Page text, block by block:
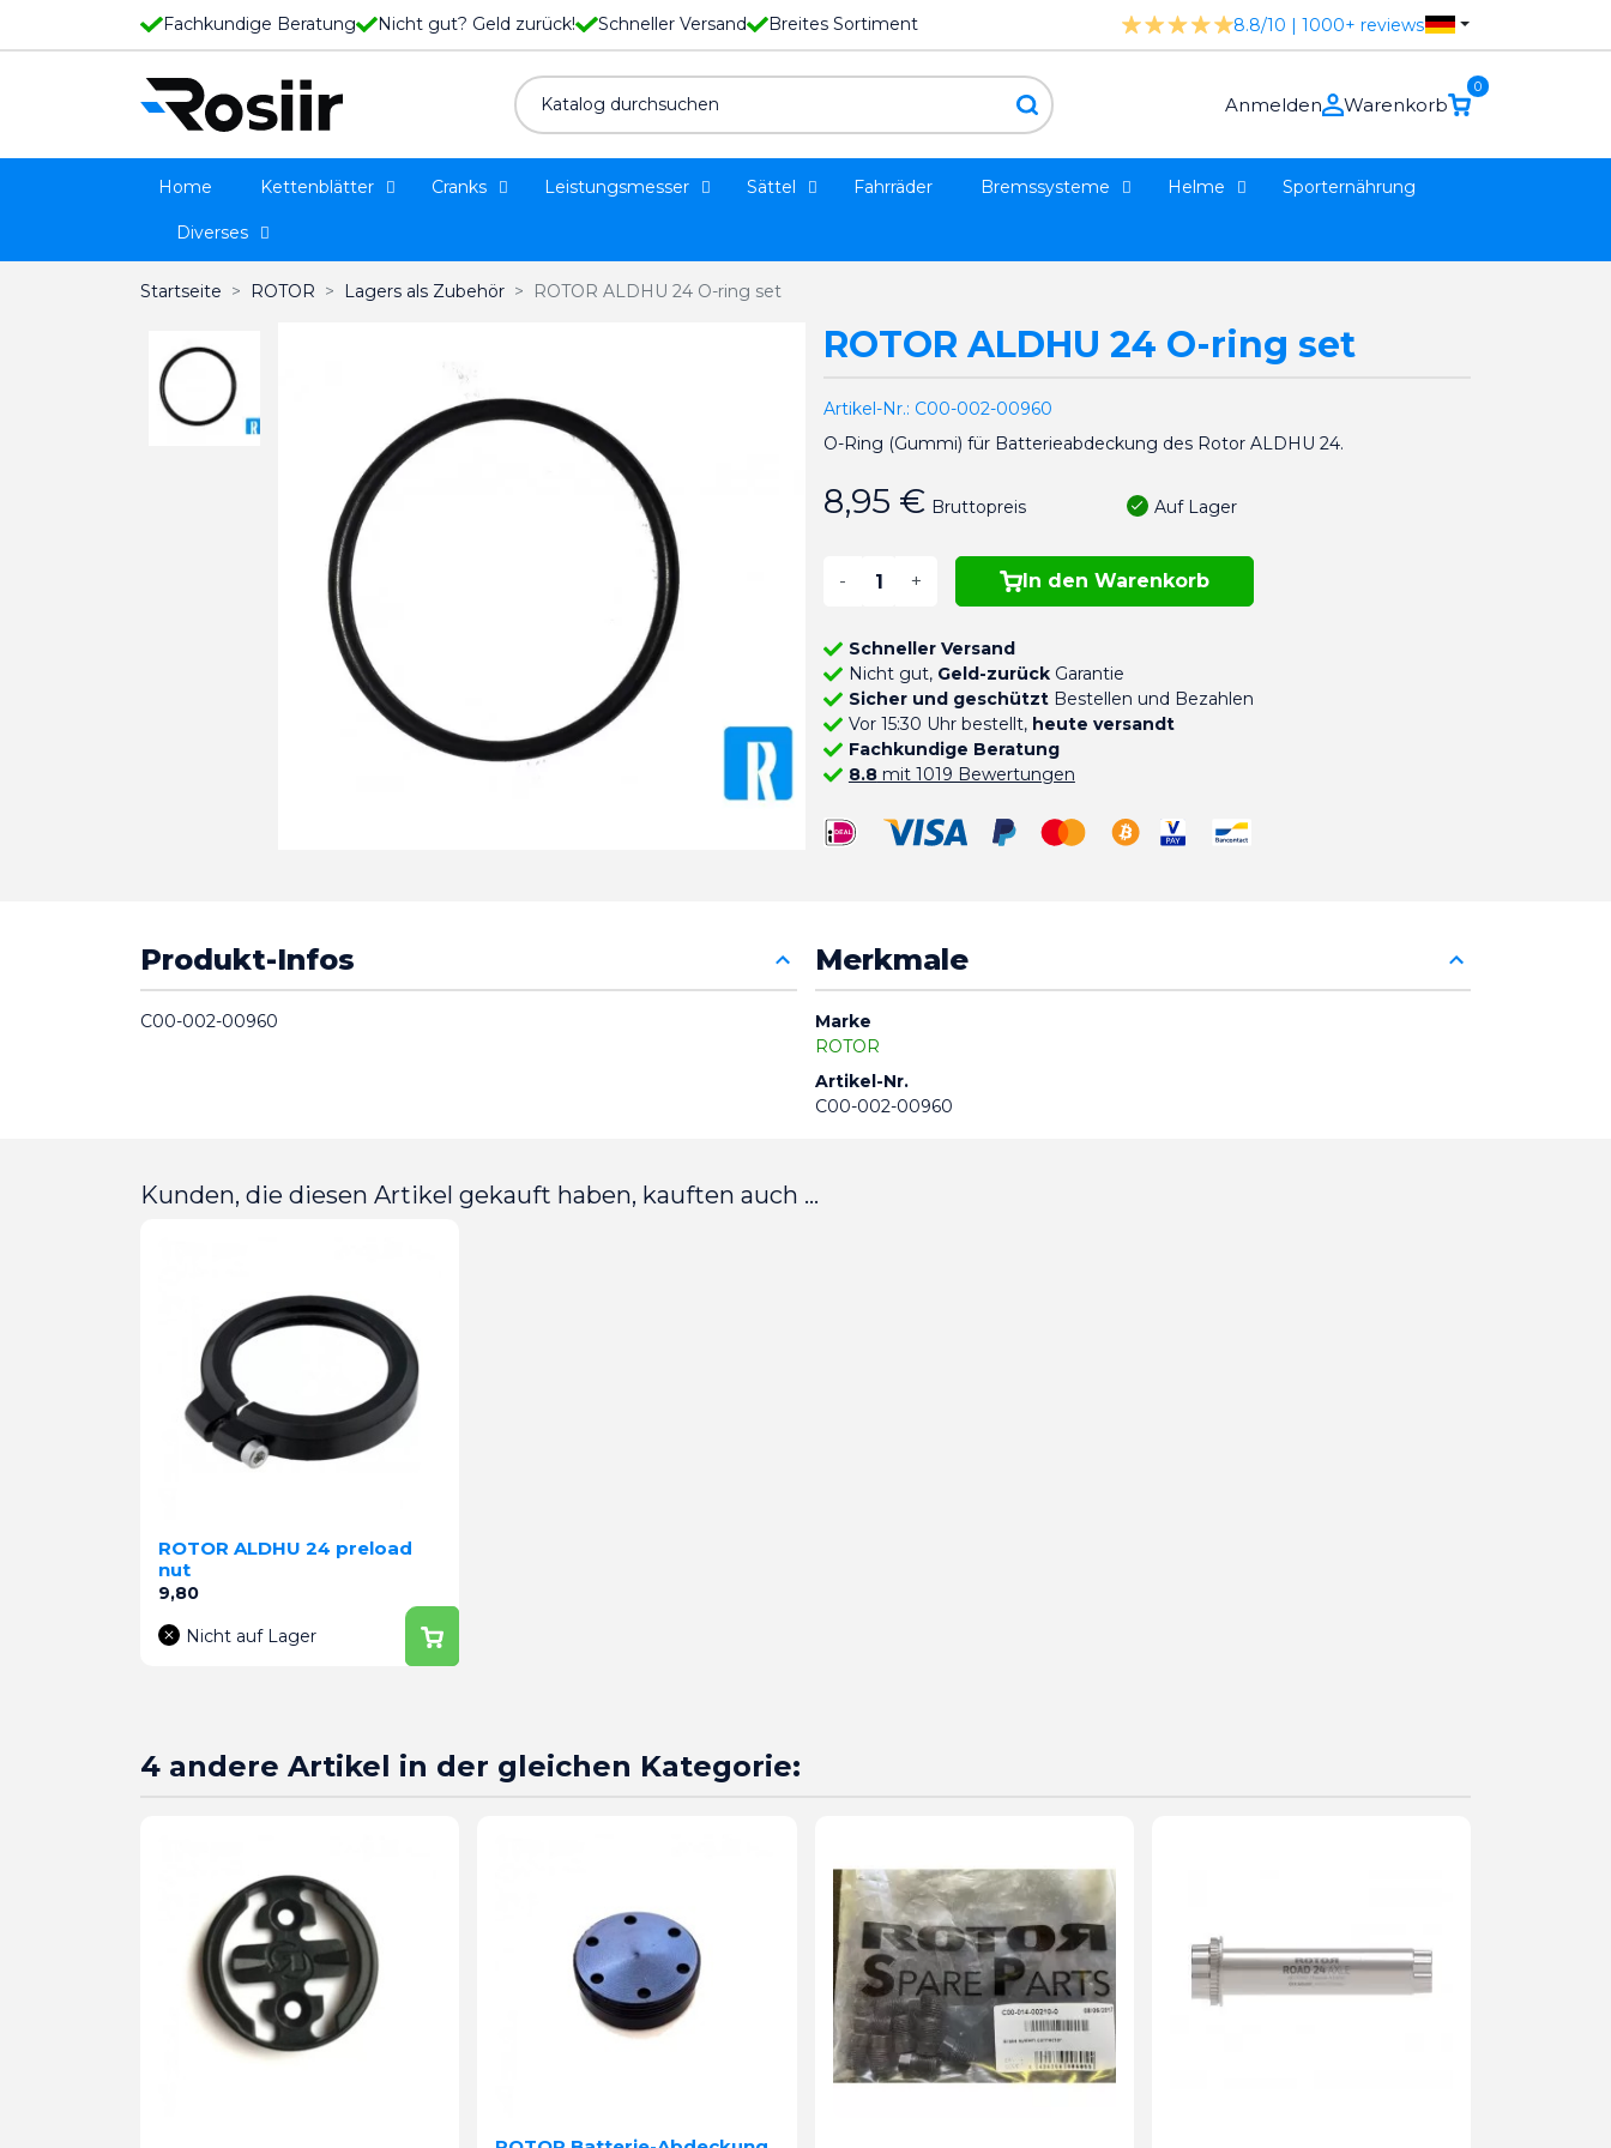
Fachkundige Beratung Nicht gut? Geld zurück! Schneller Versand Breites Sortiment 8.8/10 | 1000+ reviews
Anmelden
0
Warenkorb
Home Kettenblätter Cranks Leistungsmesser Sättel Fahrräder Bremssysteme Helme Sporternährung
Diverses
Startseite ROTOR Lagers als Zubehör ROTOR ALDHU 24 O-ring set
ROTOR ALDHU 24 O-ring set
Artikel-Nr.: C00-002-00960
O-Ring (Gummi) für Batterieabdeckung des Rotor ALDHU 24.
8,95 € Bruttopreis Auf Lager
- + In den Warenkorb
Schneller Versand
Nicht gut, Geld-zurückGarantie
Sicher und geschütztBestellen und Bezahlen
Vor 15:30 Uhr bestellt, heute versandt
Fachkundige Beratung
8.8mit 1019 Bewertungen
Produkt-Infos
C00-002-00960
Merkmale
Marke
ROTOR
Artikel-Nr.
C00-002-00960
Kunden, die diesen Artikel gekauft haben, kauften auch ...
ROTOR ALDHU 24 preload
nut
Preis
9,80
Nicht auf Lager
4 andere Artikel in der gleichen Kategorie: